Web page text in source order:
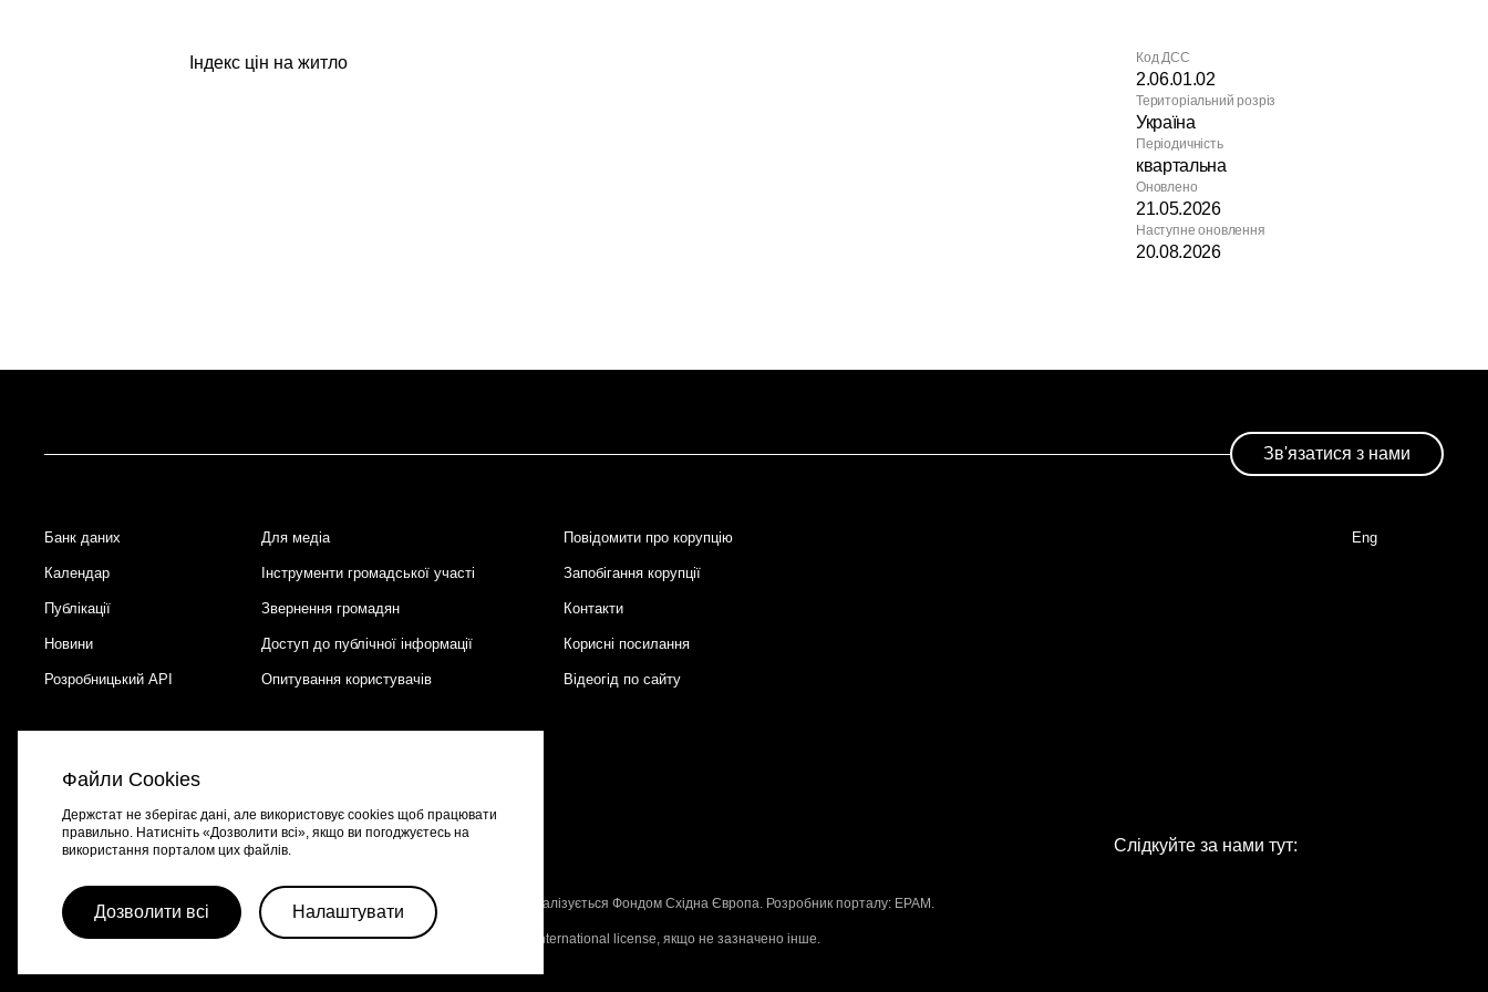
Індекс цін на житло Код ДСС
2.06.01.02
Територіальний розріз
Україна
Періодичність
квартальна
Оновлено
21.05.2026
Наступне оновлення
20.08.2026
Зв'язатися з нами
Footer
Банк даних Для медіа Повідомити про корупцію
Календар Інструменти громадської участі Запобігання корупції
Публікації Звернення громадян Контакти
Новини Доступ до публічної інформації Корисні посилання
Розробницький API Опитування користувачів Відеогід по сайту
Eng
Портал створено за підтримки швейцарсько-української програми , що реалізується Фондом Східна Європа. Розробник порталу: EPAM .
© 2026 Весь контент доступний за ліцензієюCreative Commons Attribution 4.0 International license, якщо не зазначено інше.
Слідкуйте за нами тут:
Файли Cookies
Держстат не зберігає дані, але використовує cookies щоб працювати
правильно. Натисніть «Дозволити всі», якщо ви погоджуєтесь на
використання порталом цих файлів.
Дозволити всі Налаштувати